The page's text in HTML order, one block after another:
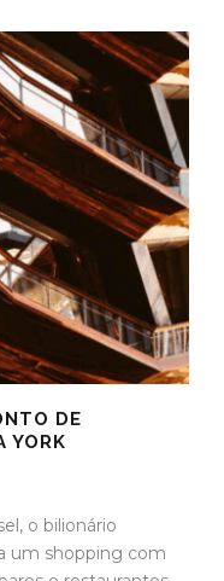
DE
YORK
o bilionário
um shopping com